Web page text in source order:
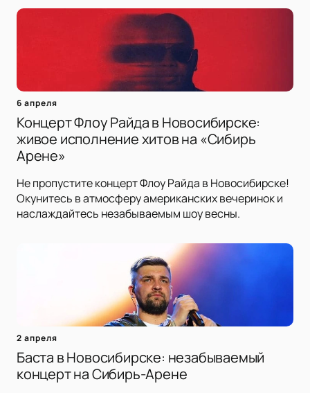
6 апреля
Концерт Флоу Райда в Новосибирске:
живое исполнение хитов на «Сибирь
Арене»
Не пропустите концерт Флоу Райда в Новосибирске!
Окунитесь в атмосферу американских вечеринок и
наслаждайтесь незабываемым шоу весны.
2 апреля
Баста в Новосибирске: незабываемый
концерт на Сибирь-Арене